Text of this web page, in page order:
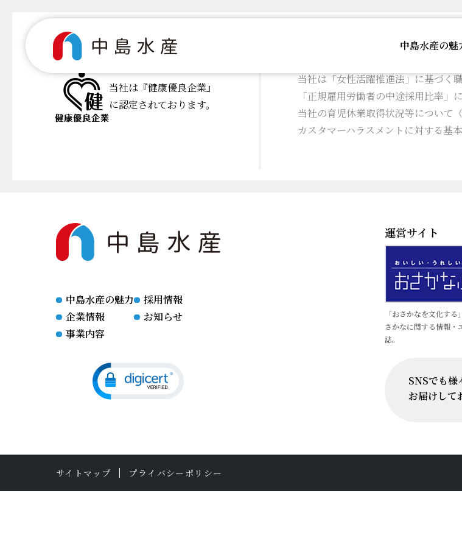
中島水産の魅
当社は『健康優良企業』
に認定されております。
当社は「女性活躍推進法」に基づく
「正規雇用労働者の中途採用比率」
当社の育児休業取得状況等について
カスタマーハラスメントに対する基
中島水産の魅力
企業情報
事業内容
採用情報
お知らせ
運営サイト
「おさかなを文化す
さかなに関する情報・
誌。
SNSでも様
お届けして
サイトマップ プライバシーポリシー